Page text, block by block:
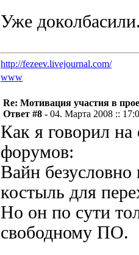
Уже
http://fezeev.livejournal.com/
www
Re: Мотивация участия в
Ответ #8 - 04. Марта 2008 ::
Как я говорил на
форумов:
Вайн
костыль для
Но он по сути
свободному ПО.